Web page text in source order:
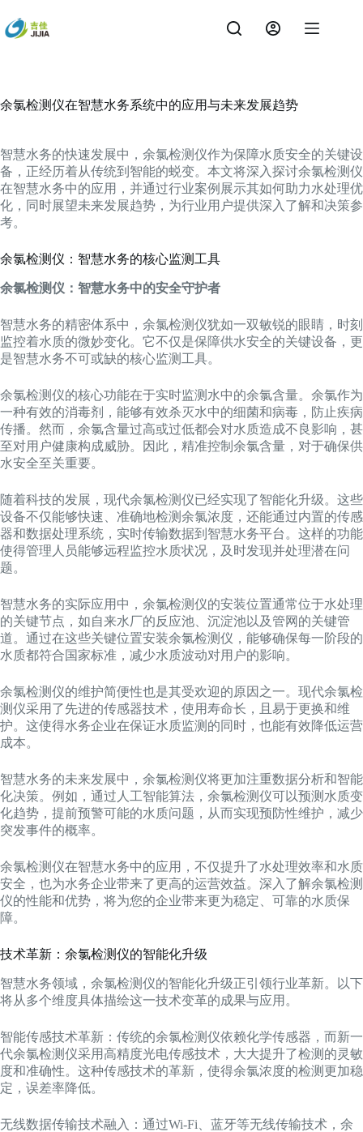
过
内
余氯检测仪在智慧水务系统中的应用与未来发展趋势
智慧水务的快速发展中，余氯检测仪作为保障水质安全的关键设
备，正经历着从传统到智能的蜕变。本文将深入探讨余氯检测仪
在智慧水务中的应用，并通过行业案例展示其如何助力水处理优
化，同时展望未来发展趋势，为行业用户提供深入了解和决策参
考。
余氯检测仪：智慧水务的核心监测工具
余氯检测仪：智慧水务中的安全守护者
智慧水务的精密体系中，余氯检测仪犹如一双敏锐的眼睛，时刻
监控着水质的微妙变化。它不仅是保障供水安全的关键设备，更
是智慧水务不可或缺的核心监测工具。
余氯检测仪的核心功能在于实时监测水中的余氯含量。余氯作为
一种有效的消毒剂，能够有效杀灭水中的细菌和病毒，防止疾病
传播。然而，余氯含量过高或过低都会对水质造成不良影响，甚
至对用户健康构成威胁。因此，精准控制余氯含量，对于确保供
水安全至关重要。
随着科技的发展，现代余氯检测仪已经实现了智能化升级。这些
设备不仅能够快速、准确地检测余氯浓度，还能通过内置的传感
器和数据处理系统，实时传输数据到智慧水务平台。这样的功能
使得管理人员能够远程监控水质状况，及时发现并处理潜在问
题。
智慧水务的实际应用中，余氯检测仪的安装位置通常位于水处理
的关键节点，如自来水厂的反应池、沉淀池以及管网的关键管
道。通过在这些关键位置安装余氯检测仪，能够确保每一阶段的
水质都符合国家标准，减少水质波动对用户的影响。
余氯检测仪的维护简便性也是其受欢迎的原因之一。现代余氯检
测仪采用了先进的传感器技术，使用寿命长，且易于更换和维
护。这使得水务企业在保证水质监测的同时，也能有效降低运营
成本。
智慧水务的未来发展中，余氯检测仪将更加注重数据分析和智能
化决策。例如，通过人工智能算法，余氯检测仪可以预测水质变
化趋势，提前预警可能的水质问题，从而实现预防性维护，减少
突发事件的概率。
余氯检测仪在智慧水务中的应用，不仅提升了水处理效率和水质
安全，也为水务企业带来了更高的运营效益。深入了解余氯检测
仪的性能和优势，将为您的企业带来更为稳定、可靠的水质保
障。
技术革新：余氯检测仪的智能化升级
智慧水务领域，余氯检测仪的智能化升级正引领行业革新。以下
将从多个维度具体描绘这一技术变革的成果与应用。
智能传感技术革新：传统的余氯检测仪依赖化学传感器，而新一
代余氯检测仪采用高精度光电传感技术，大大提升了检测的灵敏
度和准确性。这种传感技术的革新，使得余氯浓度的检测更加稳
定，误差率降低。
无线数据传输技术融入：通过Wi-Fi、蓝牙等无线传输技术，余